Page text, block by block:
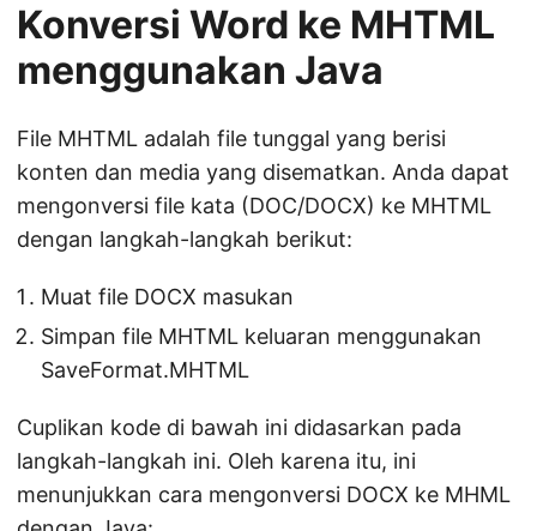
Konversi Word ke MHTML
menggunakan Java
File MHTML adalah file tunggal yang berisi
konten dan media yang disematkan. Anda dapat
mengonversi file kata (DOC/DOCX) ke MHTML
dengan langkah-langkah berikut:
Muat file DOCX masukan
Simpan file MHTML keluaran menggunakan
SaveFormat.MHTML
Cuplikan kode di bawah ini didasarkan pada
langkah-langkah ini. Oleh karena itu, ini
menunjukkan cara mengonversi DOCX ke MHML